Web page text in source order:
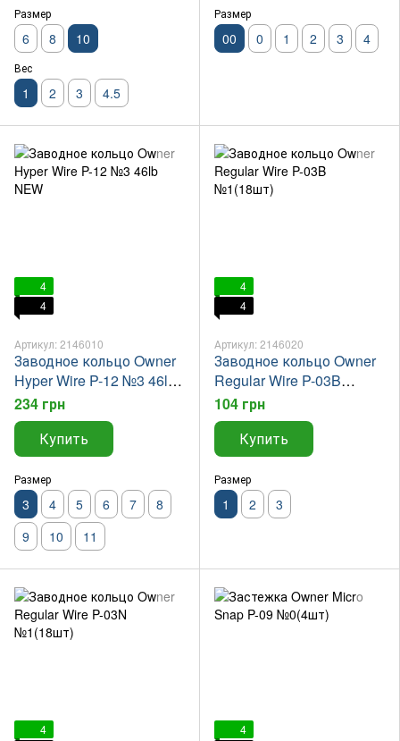
Размер
6 8 10
Вес
1 2 3 4.5
Размер
00 0 1 2 3 4
4
4
Артикул: 2146010
Заводное кольцо Owner
Hyper Wire P-12 №3 46lb
NEW
234 грн
Купить
Размер
3 4 5 6 7
8
9
10 11
4
4
Артикул: 2146020
Заводное кольцо Owner
Regular Wire P-03B
№1(18шт)
104 грн
Купить
Размер
1 2 3
4
4